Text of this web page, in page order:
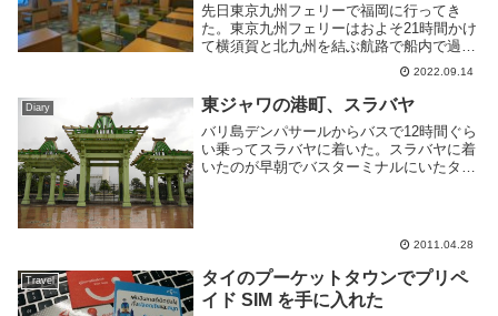
先日東京九州フェリーで福岡に行ってき
た。東京九州フェリーはおよそ21時間かけ
て横須賀と北九州を結ぶ航路で船内で過ご
す時間が長い。そのため快適に過ごすには
事前の準備が大事だ。このページでは東京
九州フェリー乗船の際に準備しておくとよ
いものをいく...
2022.09.14
Diary 東ジャワの港町、スラバヤ
バリ島デンパサールからバスで12時間ぐら
い乗ってスラバヤに着いた。スラバヤに着
いたのが早朝でバスターミナルにいたタク
2011.04.28
Travel
タイのプーケットタウンでプリペ
イド SIM を手に入れた